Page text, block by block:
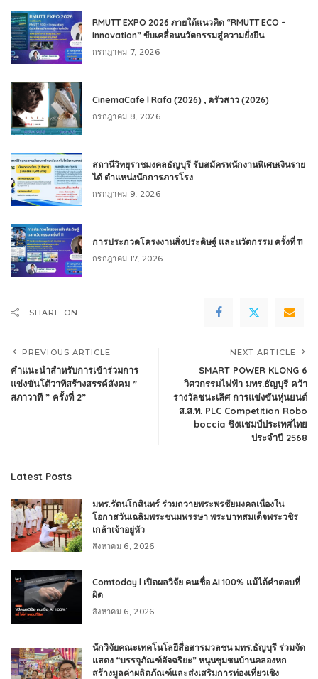
RMUTT EXPO 2026 ภายใต้แนวคิด “RMUTT ECO –
Innovation” ขับเคลื่อนนวัตกรรมสู่ความยั่งยืน
กรกฎาคม 7, 2026
CinemaCafe l Rafa (2026) , ครัวสาว (2026)
กรกฎาคม 8, 2026
สถานีวิทยุราชมงคลธัญบุรี รับสมัครพนักงานพิเศษเงินราย
ได้ ตำแหน่งนักการภารโรง
กรกฎาคม 9, 2026
การประกวดโครงงานสิ่งประดิษฐ์ และนวัตกรรม ครั้งที่ 11
กรกฎาคม 17, 2026
SHARE ON
PREVIOUS ARTICLE
คำแนะนำสำหรับการเข้าร่วมการ
แข่งขันโต้วาทีสร้างสรรค์สังคม ”
สภาวาที ” ครั้งที่ 2”
NEXT ARTICLE
SMART POWER KLONG 6
วิศวกรรมไฟฟ้า มทร.ธัญบุรี คว้า
รางวัลชนะเลิศ การแข่งขันหุ่นยนต์
ส.ส.ท. PLC Competition Robo
boccia ชิงแชมป์ประเทศไทย
ประจำปี 2568
Latest Posts
มทร.รัตนโกสินทร์ ร่วมถวายพระพรชัยมงคลเนื่องใน
โอกาสวันเฉลิมพระชนมพรรษา พระบาทสมเด็จพระวชิร
เกล้าเจ้าอยู่หัว
สิงหาคม 6, 2026
Comtoday l เปิดผลวิจัย คนเชื่อ AI 100% แม้ได้คำตอบที่
ผิด
สิงหาคม 6, 2026
นักวิจัยคณะเทคโนโลยีสื่อสารมวลชน มทร.ธัญบุรี ร่วมจัด
แสดง “บรรจุภัณฑ์อัจฉริยะ” หนุนชุมชนบ้านคลองหก
สร้างมูลค่าผลิตภัณฑ์และส่งเสริมการท่องเที่ยวเชิง